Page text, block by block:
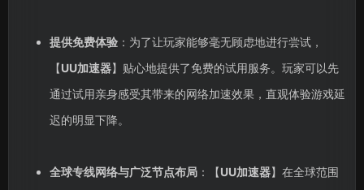
提供免费体验：为了让玩家能够毫无顾虑地进行尝试，
【UU加速器】贴心地提供了免费的试用服务。玩家可以先
通过试用亲身感受其带来的网络加速效果，直观体验游戏延
迟的明显下降。
全球专线网络与广泛节点布局：【UU加速器】在全球范围